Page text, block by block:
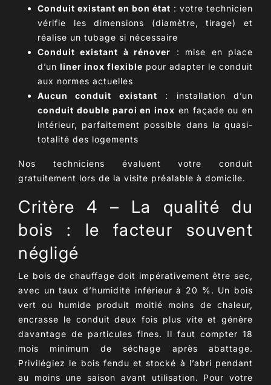
Conduit existant en bon état : votre technicien
vérifie les dimensions (diamètre, tirage) et
réalise un tubage si nécessaire
Conduit existant à rénover : mise en place
d’un liner inox flexible pour adapter le conduit
aux normes actuelles
Aucun conduit existant : installation d’un
conduit double paroi en inox en façade ou en
intérieur, parfaitement possible dans la quasi-
totalité des logements
Nos techniciens évaluent votre conduit
gratuitement lors de la visite préalable à domicile.
Critère 4 – La qualité du
bois : le facteur souvent
négligé
Le bois de chauffage doit impérativement être sec ,
avec untaux d’humidité inférieur à 20 %. Un bois
vert ou humide produit moitié moins de chaleur,
encrasse le conduit deux fois plus vite et génère
davantage de particules fines. Il faut compter 18
mois minimum de séchage après abattage.
Privilégiez le bois fendu et stocké à l’abri pendant
au moins une saison avant utilisation. Pour votre